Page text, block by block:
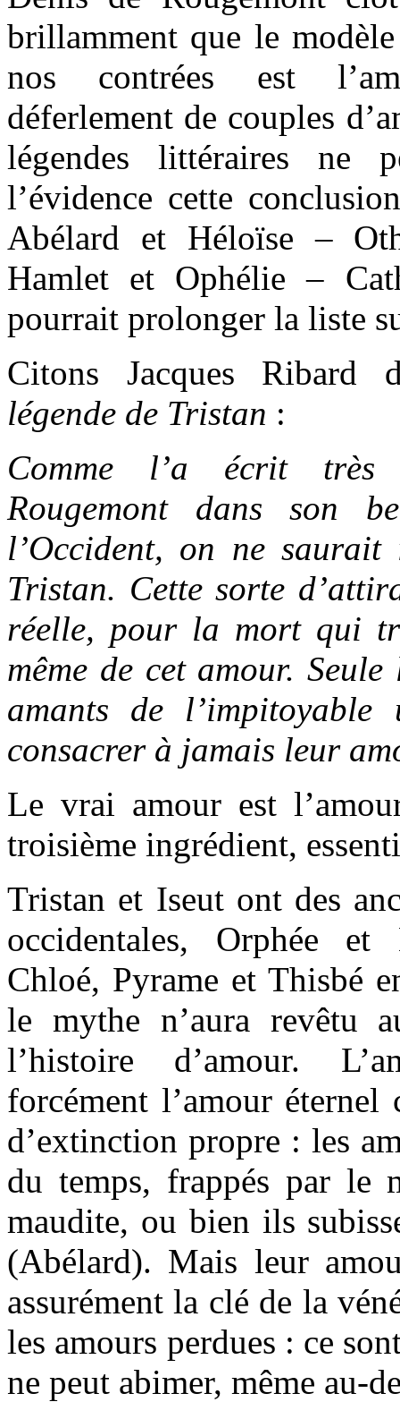
brillamment que le
nos contrées est
déferlement de couples
légendes littéraires ne
l’évidence cette
Abélard et Héloïse –
Hamlet et Ophélie –
pourrait prolonger la liste
Citons Jacques Ribard
légende de Tristan :
Comme l’a écrit très
Rougemont dans son
l’Occident, on ne saurait
Tristan. Cette sorte
réelle, pour la mort qui
même de cet amour.
amants de
consacrer à jamais leur
Le vrai amour est
troisième ingrédient,
Tristan et Iseut ont des
occidentales, Orphée
Chloé, Pyrame et Thisbé
le mythe n’aura revêtu
l’histoire d’amour.
forcément l’amour
d’extinction propre : les
du temps, frappés par le
maudite, ou bien ils
(Abélard). Mais leur
assurément la clé de la
les amours perdues : ce
ne peut abimer, même au-